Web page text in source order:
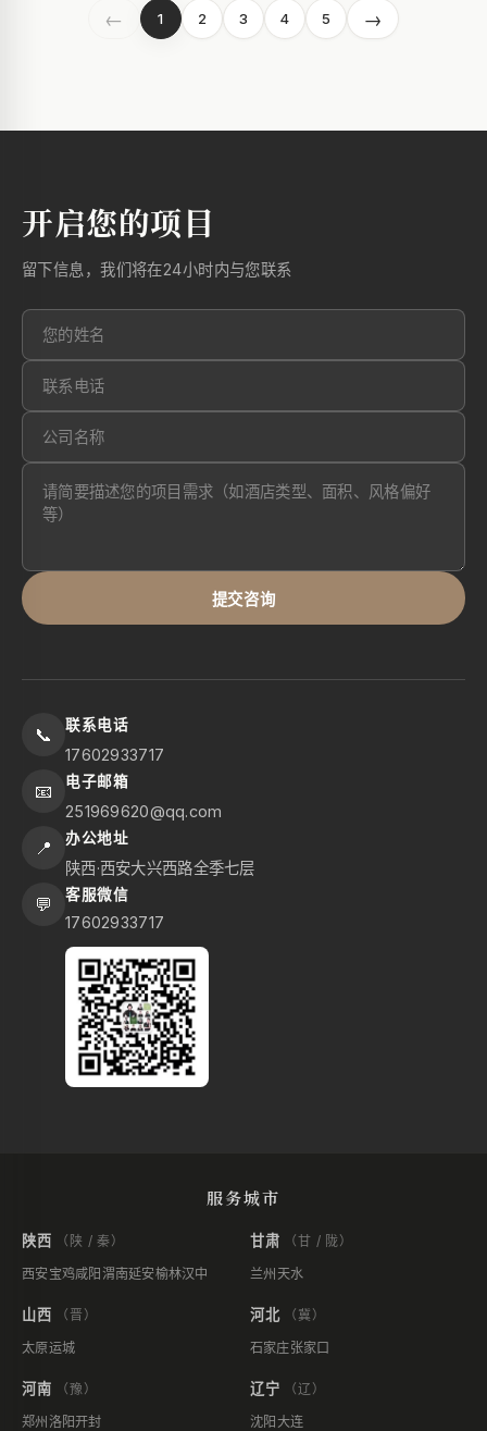
← 1 2 3 4 5 →
开启您的项目
留下信息，我们将在24小时内与您联系
提交咨询
📞 联系电话
17602933717
📧 电子邮箱
251969620@qq.com
📍 办公地址
陕西·西安大兴西路全季七层
💬 客服微信
17602933717
服务城市
陕西
（陕 / 秦）
西安宝鸡咸阳 渭南延安榆林汉中
甘肃
（甘 / 陇）
兰州 天水
山西
（晋）
太原运城
河北
（冀）
石家庄张家口
河南
（豫）
郑州 洛阳开封
辽宁
（辽）
沈阳 大连